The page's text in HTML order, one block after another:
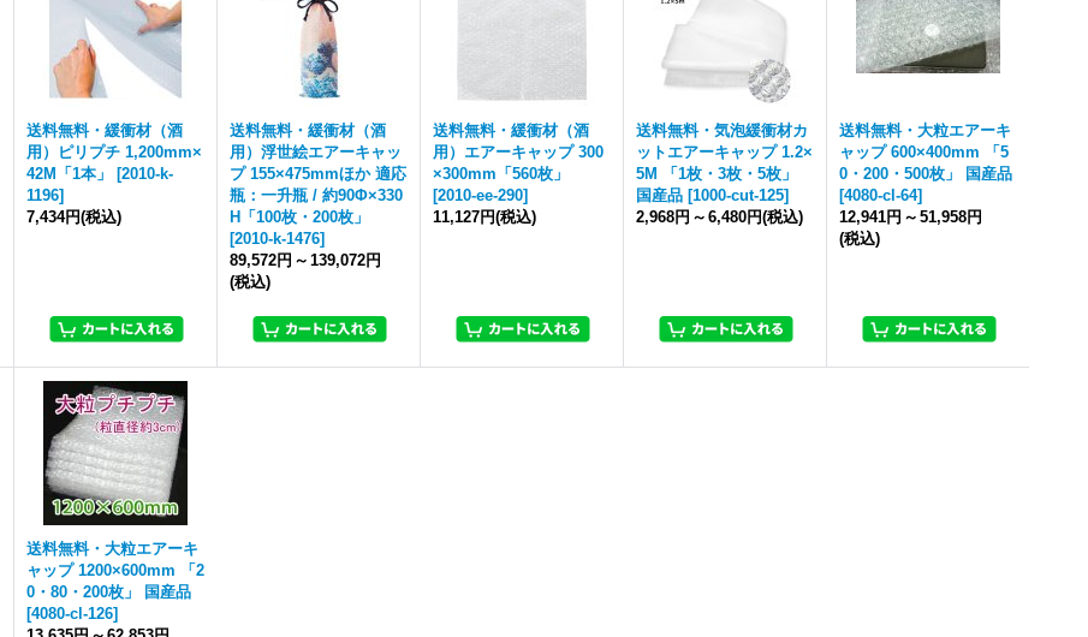
送料無料・緩衝材（酒
用）ピリプチ 1,200mm×
42M「1本」
[2010-k-
1196]
7,434円(税込)
送料無料・緩衝材（酒
用）浮世絵エアーキャッ
プ 155×475mmほか 適応
瓶：一升瓶 / 約90Φ×330
H「100枚・200枚」
[2010-k-1476]
89,572円 ～ 139,072円
(税込)
送料無料・緩衝材（酒
用）エアーキャップ 300
×300mm「560枚」
[2010-ee-290]
11,127円(税込)
送料無料・気泡緩衝材カ
ットエアーキャップ 1.2×
5M 「1枚・3枚・5枚」
国産品 [1000-cut-125]
2,968円 ～ 6,480円(税込)
送料無料・大粒エアーキ
ャップ 600×400mm 「5
0・200・500枚」 国産品
[4080-cl-64]
12,941円 ～ 51,958円
(税込)
送料無料・大粒エアーキ
ャップ 1200×600mm 「2
0・80・200枚」 国産品
[4080-cl-126]